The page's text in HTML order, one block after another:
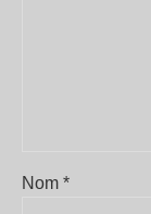
Nom *